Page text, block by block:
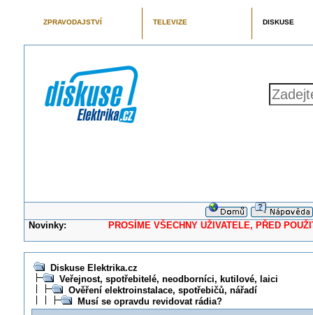
ZPRAVODAJSTVÍ TELEVIZE DISKUSE
Novinky: PROSÍME VŠECHNY UŽIVATELE, PŘED
Diskuse Elektrika.cz
Veřejnost, spotřebitelé, neodborníci, kutilové, laici
Ověření elektroinstalace, spotřebičů, nářadí
Musí se opravdu revidovat rádia?